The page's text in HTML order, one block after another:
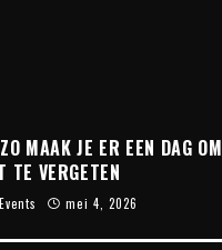
MAAK JE ER EEN DAG OM
TE VERGETEN
Events mei 4, 2026